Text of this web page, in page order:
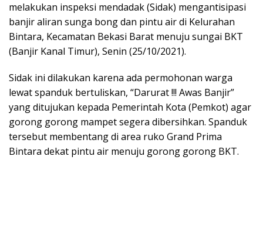
melakukan inspeksi mendadak (Sidak) mengantisipasi
banjir aliran sunga bong dan pintu air di Kelurahan
Bintara, Kecamatan Bekasi Barat menuju sungai BKT
(Banjir Kanal Timur), Senin (25/10/2021).
Sidak ini dilakukan karena ada permohonan warga
lewat spanduk bertuliskan, “Darurat !!! Awas Banjir”
yang ditujukan kepada Pemerintah Kota (Pemkot) agar
gorong gorong mampet segera dibersihkan. Spanduk
tersebut membentang di area ruko Grand Prima
Bintara dekat pintu air menuju gorong gorong BKT.